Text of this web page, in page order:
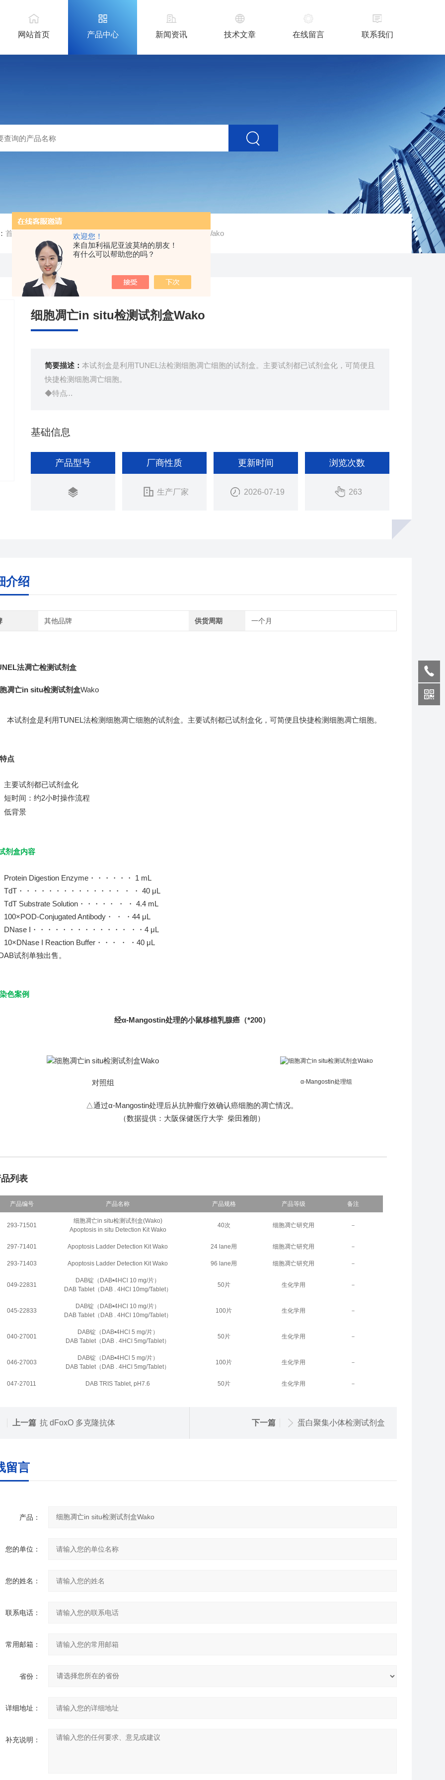
欢迎您！
来自加利福尼亚波莫纳的朋友！
有什么可以帮助您的吗？
网站首页 产品中心 新闻资讯 技术文章 在线留言 联系我们
首页 / /细胞分析 / 细胞凋亡in situ检测试剂盒Wako
细胞凋亡in situ检测试剂盒Wako
简要描述：本试剂盒是利用TUNEL法检测细胞凋亡细胞的试剂盒。主要试剂都已试剂盒化，可简便且
快捷检测细胞凋亡细胞。
◆特点
● 低背景
基础信息
产品型号 厂商性质
生产厂家
更新时间
2026-07-19
浏览次数
263
介绍
其他品牌 供货周期 一个月
法凋亡检测试剂盒
凋亡in situ检测试剂盒Wako
剂盒是利用TUNEL法检测细胞凋亡细胞的试剂盒。主要试剂都已试剂盒化，可简便且快捷检测细胞凋亡细胞。
点
要试剂都已试剂盒化
短时间：约2小时操作流程
低背景
剂盒内容
Digestion Enzyme・・・・・・ 1 mL
TdT・・・・・・・・・・・・・・ ・ ・ 40 μL
TdT Substrate Solution・・・・・ ・ ・ 4.4 mL
100×POD-Conjugated Antibody・ ・ ・44 μL
DNase I・・・・・・・・・・・・・ ・・4 μL
10×DNase I Reaction Buffer・・・ ・ ・40 μL
试剂单独出售。
色案例
经α-Mangostin处理的小鼠移植乳腺癌（*200）
对照组 α-Mangostin处理组
△通过α-Mangostin处理后从抗肿瘤疗效确认癌细胞的凋亡情况。
（数据提供：大阪保健医疗大学 柴田雅朗）
列表
产品编号 产品名称 产品规格 产品等级 备注
293-71501
细胞凋亡in situ检测试剂盒(Wako)
Apoptosis in situ Detection Kit Wako
40次 细胞凋亡研究用 －
297-71401 Apoptosis Ladder Detection Kit Wako 24 lane用 细胞凋亡研究用 －
293-71403 Apoptosis Ladder Detection Kit Wako 96 lane用 细胞凋亡研究用 －
049-22831
DAB锭（DAB•4HCl 10 mg/片）
DAB Tablet（DAB . 4HCl 10mg/Tablet）
50片 生化学用 －
045-22833
DAB锭（DAB•4HCl 10 mg/片）
DAB Tablet（DAB . 4HCl 10mg/Tablet）
100片 生化学用 －
040-27001
DAB锭（DAB•4HCl 5 mg/片）
DAB Tablet（DAB . 4HCl 5mg/Tablet）
50片 生化学用 －
046-27003
DAB锭（DAB•4HCl 5 mg/片）
DAB Tablet（DAB . 4HCl 5mg/Tablet）
100片 生化学用 －
047-27011 DAB TRIS Tablet, pH7.6 50片 生化学用 －
上一篇 抗 dFoxO 多克隆抗体 下一篇 蛋白聚集小体检测试剂盒
留言
产品：
您的单位：
您的姓名：
联系电话：
常用邮箱：
省份：
详细地址：
补充说明：